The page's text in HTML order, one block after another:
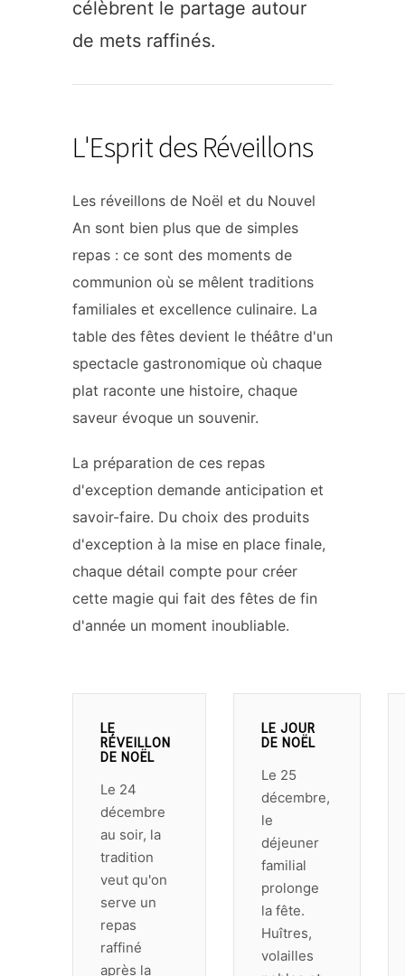
célèbrent le partage autour
de mets raffinés.
L'Esprit des Réveillons
Les réveillons de Noël et du Nouvel
An sont bien plus que de simples
repas : ce sont des moments de
communion où se mêlent traditions
familiales et excellence culinaire. La
table des fêtes devient le théâtre d'un
spectacle gastronomique où chaque
plat raconte une histoire, chaque
saveur évoque un souvenir.
La préparation de ces repas
d'exception demande anticipation et
savoir-faire. Du choix des produits
d'exception à la mise en place finale,
chaque détail compte pour créer
cette magie qui fait des fêtes de fin
d'année un moment inoubliable.
LE
RÉVEILLON
DE NOËL
Le 24
décembre
au soir, la
tradition
veut qu'on
serve un
repas
raffiné
après la
LE JOUR
DE NOËL
Le 25
décembre,
le
déjeuner
familial
prolonge
la fête.
Huîtres,
volailles